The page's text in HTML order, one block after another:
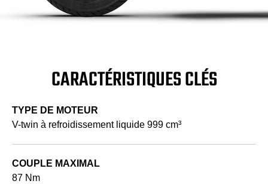
CARACTÉRISTIQUES CLÉS
TYPE DE MOTEUR
V-twin à refroidissement liquide 999 cm³
COUPLE MAXIMAL
87 Nm